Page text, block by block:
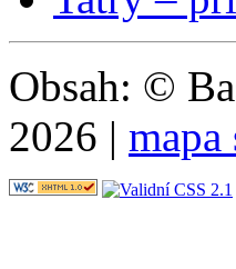
Obsah: ©
2026 | mapa